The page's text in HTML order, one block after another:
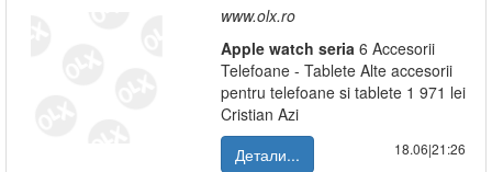
www.olx.ro
Apple watch seria 6 Accesorii
Telefoane - Tablete Alte accesorii
pentru telefoane si tablete 1 971 lei
Cristian Azi
Детали...
18.06|21:26